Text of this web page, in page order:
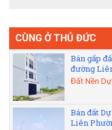
CÙNG Ở THỦ ĐỨC
Bán gấp
đường
Đất Nền
Bán đất
Liên